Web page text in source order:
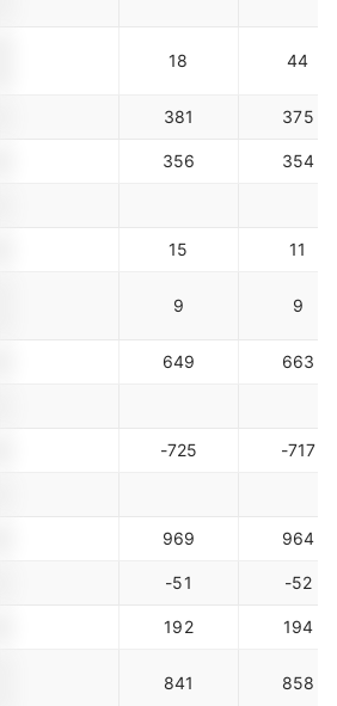
18 44
381 375
356 354
15 11
9 9
649 663
-725 -717
969 964
-51 -52
192 194
841 858